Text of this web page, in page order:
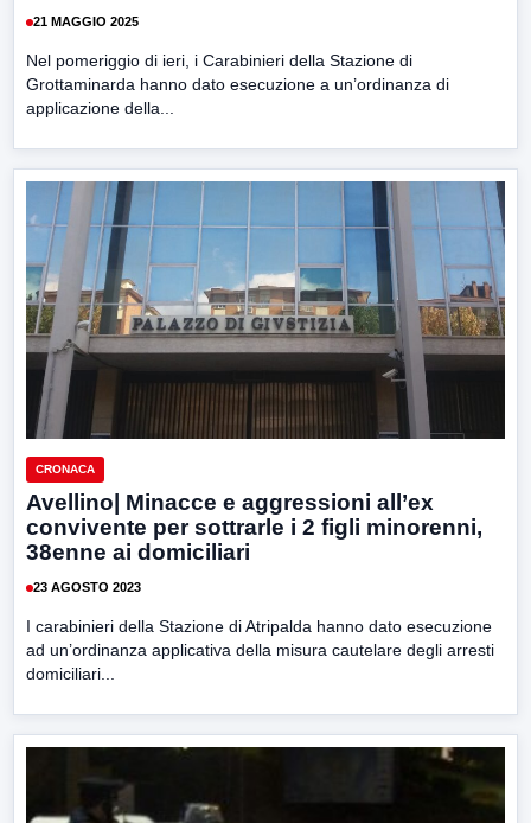
21 MAGGIO 2025
Nel pomeriggio di ieri, i Carabinieri della Stazione di
Grottaminarda hanno dato esecuzione a un’ordinanza di
applicazione della...
CRONACA
Avellino| Minacce e aggressioni all’ex
convivente per sottrarle i 2 figli minorenni,
38enne ai domiciliari
23 AGOSTO 2023
I carabinieri della Stazione di Atripalda hanno dato esecuzione
ad un’ordinanza applicativa della misura cautelare degli arresti
domiciliari...